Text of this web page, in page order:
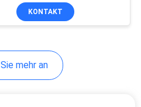
KONTAKT
mehr an